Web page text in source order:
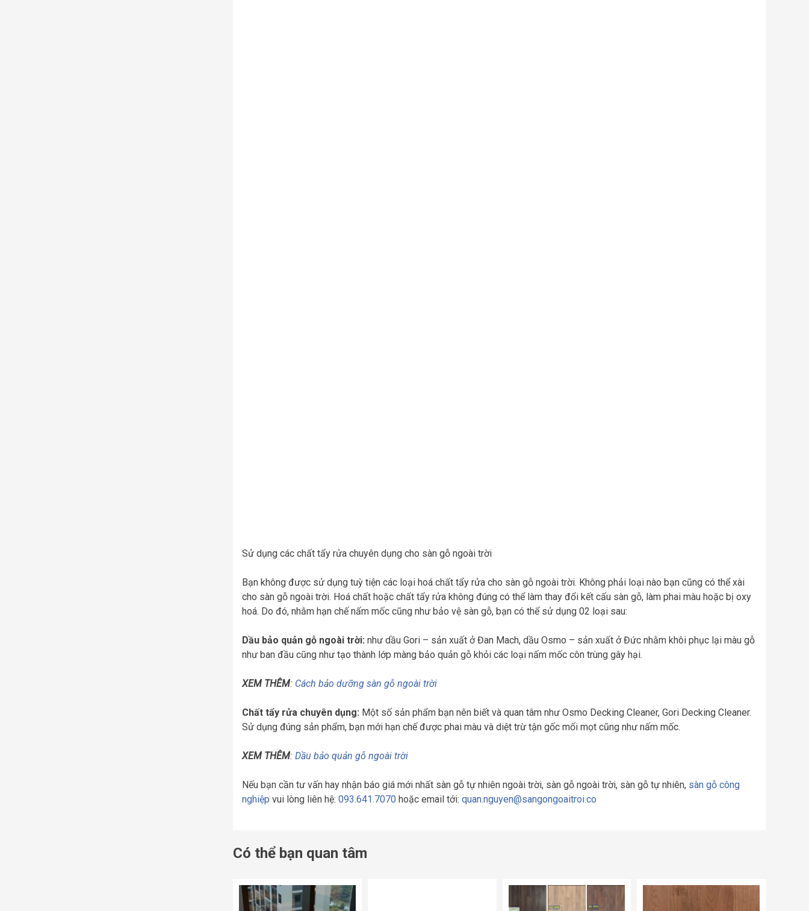
Sử dụng các chất tẩy rửa chuyên dụng cho sàn gỗ ngoài trời
Bạn không được sử dụng tuỳ tiện các loại hoá chất tẩy rửa cho sàn gỗ ngoài trời. Không phải loại nào bạn cũng có thể xài
cho sàn gỗ ngoài trời. Hoá chất hoặc chất tẩy rửa không đúng có thể làm thay đổi kết cấu sàn gỗ, làm phai màu hoặc bị oxy
hoá. Do đó, nhằm hạn chế nấm mốc cũng như bảo vệ sàn gỗ, bạn có thể sử dụng 02 loại sau:
Dầu bảo quản gỗ ngoài trời: như dầu Gori – sản xuất ở Đan Mach, dầu Osmo – sản xuất ở Đức nhằm khôi phục lại màu gỗ
như ban đầu cũng như tạo thành lớp màng bảo quản gỗ khỏi các loại nấm mốc côn trùng gây hại.
XEM THÊM: Cách bảo dưỡng sàn gỗ ngoài trời
Chất tẩy rửa chuyên dụng: Một số sản phẩm bạn nên biết và quan tâm như Osmo Decking Cleaner, Gori Decking Cleaner.
Sử dụng đúng sản phẩm, bạn mới hạn chế được phai màu và diệt trừ tận gốc mối mọt cũng như nấm mốc.
XEM THÊM: Dầu bảo quản gỗ ngoài trời
Nếu bạn cần tư vấn hay nhận báo giá mới nhất sàn gỗ tự nhiên ngoài trời, sàn gỗ ngoài trời, sàn gỗ tự nhiên, sàn gỗ công
nghiệp vui lòng liên hệ: 093.641.7070 hoặc email tới: quan.nguyen@sangongoaitroi.co
Có thể bạn quan tâm